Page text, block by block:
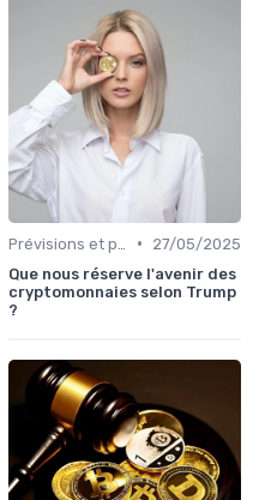
•
27/05/2025
Que nous réserve l'avenir des
cryptomonnaies selon Trump
?